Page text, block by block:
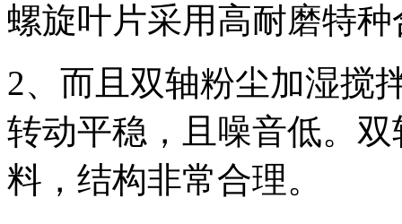
螺旋叶片采用高耐磨特
2、而且双轴粉尘加湿搅
转动平稳，且噪音低。
料，结构非常合理。